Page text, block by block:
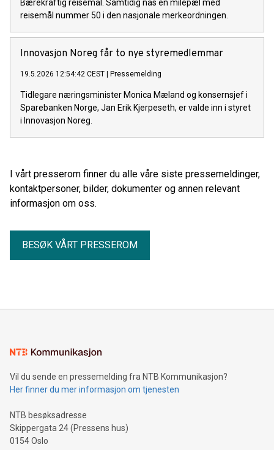
Bærekraftig reisemål. Samtidig nås en milepæl med
reisemål nummer 50 i den nasjonale merkeordningen.
Innovasjon Noreg får to nye styremedlemmar
19.5.2026 12:54:42 CEST Pressemelding
Tidlegare næringsminister Monica Mæland og konsernsjef i
Sparebanken Norge, Jan Erik Kjerpeseth, er valde inn i styret
i Innovasjon Noreg.
I vårt presserom finner du alle våre siste pressemeldinger,
kontaktpersoner, bilder, dokumenter og annen relevant
informasjon om oss.
BESØK VÅRT PRESSEROM
Vil du sende en pressemelding fra NTB Kommunikasjon?
Her finner du mer informasjon om tjenesten
NTB besøksadresse
Skippergata 24 (Pressens hus)
0154 Oslo